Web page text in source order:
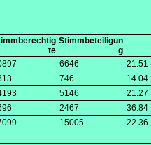
te
Stimmbeteiligun
g
6646 21.51
746 14.04
5146 21.27
2467 36.84
15005 22.36